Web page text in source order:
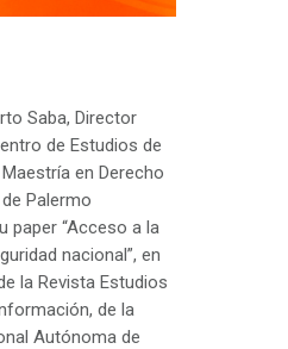
Saba, Director
de Estudios de
en Derecho
Palermo
paper “Acceso a la
nacional”, en
la Revista Estudios
de la
Autónoma de